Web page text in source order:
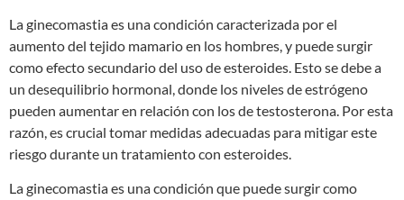
La ginecomastia es una condición caracterizada por el
aumento del tejido mamario en los hombres, y puede surgir
como efecto secundario del uso de esteroides. Esto se debe a
un desequilibrio hormonal, donde los niveles de estrógeno
pueden aumentar en relación con los de testosterona. Por esta
razón, es crucial tomar medidas adecuadas para mitigar este
riesgo durante un tratamiento con esteroides.
La ginecomastia es una condición que puede surgir como